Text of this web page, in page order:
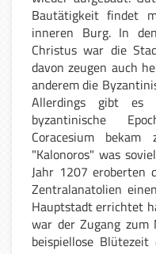
Bautätigkeit findet
inneren Burg. In
Christus war die
davon zeugen auch
anderem die
Allerdings gibt es
byzantinische
Coracesium
"Kalonoros" was
Jahr 1207 eroberten
Zentralanatolien
Hauptstadt errichtet
war der Zugang
beispiellose